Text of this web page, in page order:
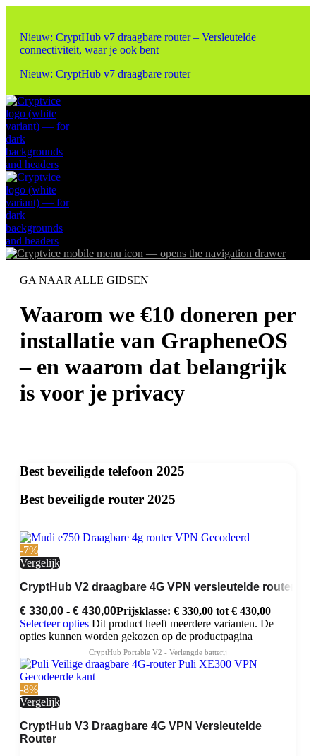
Nieuw: CryptHub v7 draagbare router – Versleutelde
connectiviteit, waar je ook bent
Nieuw: CryptHub v7 draagbare router
GA NAAR ALLE GIDSEN
Waarom we €10 doneren per
installatie van GrapheneOS
– en waarom dat belangrijk
is voor je privacy
Best beveiligde telefoon 2025
Best beveiligde router 2025
-7%
Vergelijk
CryptHub V2 draagbare 4G VPN versleutelde router
€ 330,00 - € 430,00Prijsklasse: € 330,00 tot € 430,00
Selecteer opties Dit product heeft meerdere varianten. De
opties kunnen worden gekozen op de productpagina
-8%
Vergelijk
CryptHub V3 Draagbare 4G VPN Versleutelde
Router